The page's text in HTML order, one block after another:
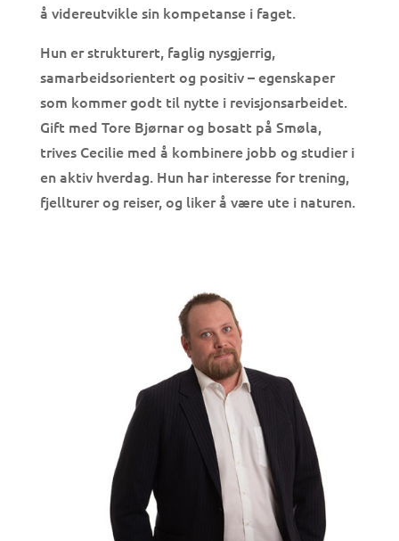
å videreutvikle sin kompetanse i faget.
Hun er strukturert, faglig nysgjerrig,
samarbeidsorientert og positiv – egenskaper
som kommer godt til nytte i revisjonsarbeidet.
Gift med Tore Bjørnar og bosatt på Smøla,
trives Cecilie med å kombinere jobb og studier i
en aktiv hverdag. Hun har interesse for trening,
fjellturer og reiser, og liker å være ute i naturen.